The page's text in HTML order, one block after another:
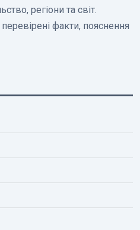
регіони та світ.
факти, пояснення